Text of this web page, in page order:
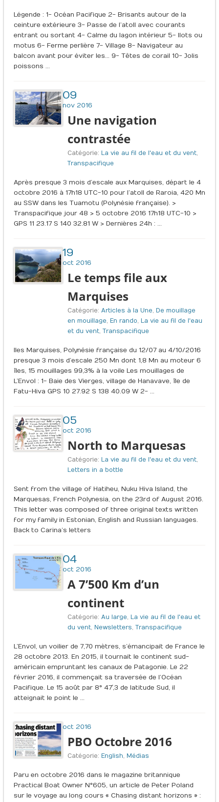
Légende : 1- Océan Pacifique 2- Brisants autour de la
ceinture extérieure 3- Passe de l’atoll avec courants
entrant ou sortant 4- Calme du lagon intérieur 5- Ilots ou
motus 6- Ferme perlière 7- Village 8- Navigateur au
balcon avant pour éviter les… 9- Têtes de corail 10- Jolis
poissons …
09
nov 2016
Une navigation
contrastée
Catégorie: La vie au fil de l'eau et du vent,
Transpacifique
Après presque 3 mois d’escale aux Marquises, départ le 4
octobre 2016 à 17h18 UTC-10 pour l’atoll de Raroia, 420 Mn
au SSW dans les Tuamotu (Polynésie française). >
Transpacifique jour 48 > 5 octobre 2016 17h18 UTC-10 >
GPS 11 23.17 S 140 32.81 W > Dernières 24h : …
19
oct 2016
Le temps file aux
Marquises
Catégorie:Articles à la Une, De mouillage
en mouillage, En rando, La vie au fil de l'eau
et du vent,Transpacifique
Iles Marquises, Polynésie française du 12/07 au 4/10/2016
presque 3 mois d’escale 250 Mn dont 1,8 Mn au moteur 6
îles, 15 mouillages 99,3% à la voile Les mouillages de
L’Envol : 1- Baie des Vierges, village de Hanavave, île de
Fatu-Hiva GPS 10 27.92 S 138 40.09 W 2- …
05
oct 2016
North to Marquesas
Catégorie: La vie au fil de l'eau et du vent,
Letters in a bottle
Sent from the village of Hatiheu, Nuku Hiva Island, the
Marquesas, French Polynesia, on the 23rd of August 2016.
This letter was composed of three original texts written
for my family in Estonian, English and Russian languages.
Back to Carina’s letters
04
oct 2016
A 7’500 Km d’un
continent
Catégorie:Au large, La vie au fil de l'eau et
du vent, Newsletters,Transpacifique
L’Envol, un voilier de 7,70 mètres, s’émancipait de France le
28 octobre 2013. En 2015, il tournait le continent sud-
américain empruntant les canaux de Patagonie. Le 22
février 2016, il commençait sa traversée de l’Océan
Pacifique. Le 15 août par 8° 47′,3 de latitude Sud, il
atteignait le point le …
oct 2016
PBO Octobre 2016
Catégorie: English, Médias
Paru en octobre 2016 dans le magazine britannique
Practical Boat Owner N°605, un article de Peter Poland
sur le voyage au long cours « Chasing distant horizons » :